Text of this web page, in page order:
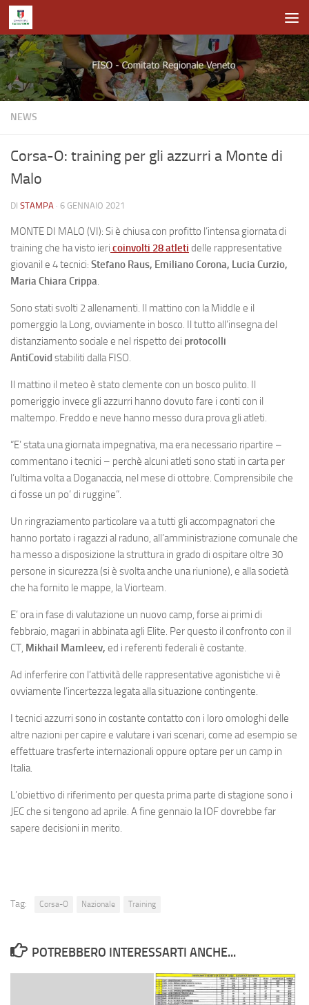
Salta al contenuto
NEWS
Corsa-O: training per gli azzurri a Monte di
Malo
DI STAMPA · 6 GENNAIO 2021
MONTE DI MALO (VI): Si è chiusa con profitto l’intensa giornata di
training che ha visto ieri coinvolti 28 atleti delle rappresentative
giovanil e 4 tecnici: Stefano Raus, Emiliano Corona, Lucia Curzio,
Maria Chiara Crippa.
Sono stati svolti 2 allenamenti. Il mattino con la Middle e il
pomerggio la Long, ovviamente in bosco. Il tutto all’insegna del
distanziamento sociale e nel rispetto dei protocolli
AntiCovid stabiliti dalla FISO.
Il mattino il meteo è stato clemente con un bosco pulito. Il
pomeriggio invece gli azzurri hanno dovuto fare i conti con il
maltempo. Freddo e neve hanno messo dura prova gli atleti.
“E’ stata una giornata impegnativa, ma era necessario ripartire –
commentano i tecnici – perchè alcuni atleti sono stati in carta per
l’ultima volta a Doganaccia, nel mese di ottobre. Comprensibile che
ci fosse un po’ di ruggine”.
Un ringraziamento particolare va a tutti gli accompagnatori che
hanno portato i ragazzi al raduno, all’amministrazione comunale che
ha messo a disposizione la struttura in grado di ospitare oltre 30
persone in sicurezza (si è svolta anche una riunione), e alla società
che ha fornito le mappe, la Viorteam.
E’ ora in fase di valutazione un nuovo camp, forse ai primi di
febbraio, magari in abbinata agli Elite. Per questo il confronto con il
CT, Mikhail Mamleev, ed i referenti federali è costante.
Ad inferferire con l’attività delle rappresentative agonistiche vi è
ovviamente l’incertezza legata alla situazione contingente.
I tecnici azzurri sono in costante contatto con i loro omologhi delle
altre nazioni per capire e valutare i vari scenari, come ad esempio se
effettuare trasferte internazionali oppure optare per un camp in
Italia.
L’obiettivo di riferimento per questa prima parte di stagione sono i
JEC che si tengono ad aprile. A fine gennaio la IOF dovrebbe far
sapere decisioni in merito.
Tag: Corsa-O Nazionale Training
POTREBBERO INTERESSARTI ANCHE...